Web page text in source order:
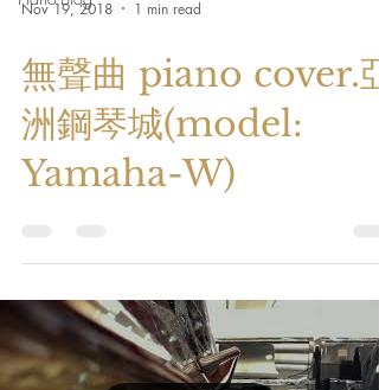
Nov 19, 2018 1 min read
無聲曲 piano cover.亞
洲鋼琴城(model:
Yamaha-W)